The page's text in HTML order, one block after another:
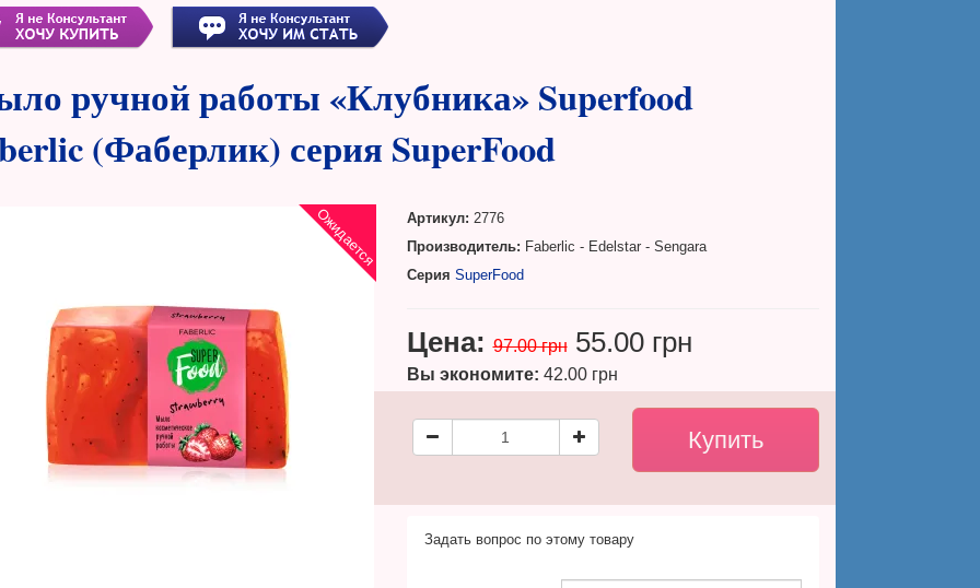
ручной работы «Клубника» Superfood
(Фаберлик) серия SuperFood
Ожидается Артикул: 2776
Производитель: Faberlic - Edelstar - Sengara
Серия SuperFood
Цена: 97.00 грн 55.00 грн
Вы экономите: 42.00 грн
Задать вопрос по этому товару